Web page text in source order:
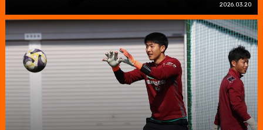
2026.03.20